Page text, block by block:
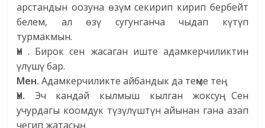
арстандын оозуна өзүм секирип кирип бербейт
белем, ал өзү сугунганча чыдап күтүп
турмакмын.
Үн . Бирок сен жасаган иште адамкерчиликтин
үлүшү бар.
Мен. Адамкерчиликте айбандык да теңме тең.
Үн. Эч кандай кылмыш кылган жоксуң. Сен
учурдагы коомдук түзүлүштүн айынан гана азап
чегип жатасың.